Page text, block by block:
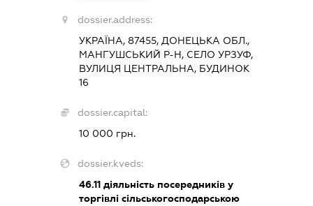
dossier.address:
УКРАЇНА, 87455, ДОНЕЦЬКА ОБЛ.,
МАНГУШСЬКИЙ Р-Н, СЕЛО УРЗУФ,
ВУЛИЦЯ ЦЕНТРАЛЬНА, БУДИНОК
16
dossier.capital:
10 000 грн.
dossier.kveds:
46.11 діяльність посередників у
торгівлі сільськогосподарською